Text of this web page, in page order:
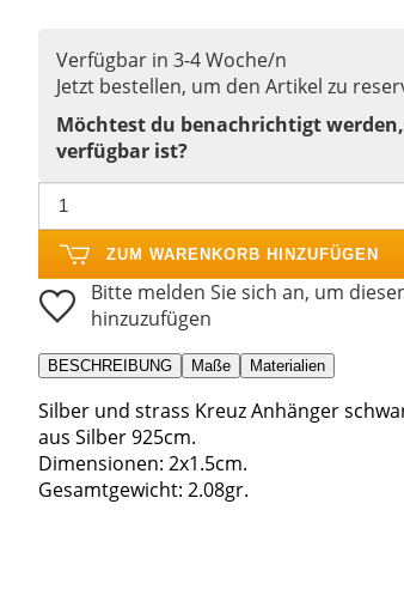
Verfügbar in 3-4 Woche/n
Jetzt bestellen, um den Artikel zu
Möchtest du benachrichtigt
verfügbar ist?
ZUM WARENKORB HINZUFÜGEN
Bitte melden Sie sich an, um
hinzuzufügen
BESCHREIBUNG Maße Materialien
Silber und strass Kreuz Anhänger
aus Silber 925cm.
Dimensionen: 2x1.5cm.
Gesamtgewicht: 2.08gr.